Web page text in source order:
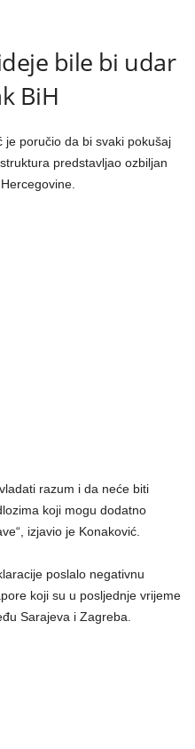
bile bi udar
BiH
je poručio da bi svaki pokušaj
predstavljao ozbiljan
razum i da neće biti
koji mogu dodatno
izjavio je Konaković.
poslalo negativnu
koji su u posljednje vrijeme
Sarajeva i Zagreba.